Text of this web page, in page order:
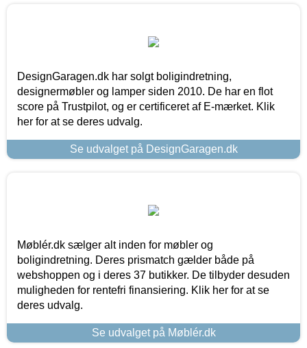
DesignGaragen.dk har solgt boligindretning,
designermøbler og lamper siden 2010. De har en flot
score på Trustpilot, og er certificeret af E-mærket. Klik
her for at se deres udvalg.
Se udvalget på DesignGaragen.dk
Møblér.dk sælger alt inden for møbler og
boligindretning. Deres prismatch gælder både på
webshoppen og i deres 37 butikker. De tilbyder desuden
muligheden for rentefri finansiering. Klik her for at se
deres udvalg.
Se udvalget på Møblér.dk